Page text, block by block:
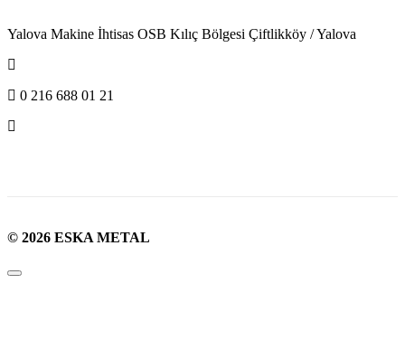
Yalova Makine İhtisas OSB Kılıç Bölgesi Çiftlikköy / Yalova
0 216 688 01 21
© 2026 ESKA METAL